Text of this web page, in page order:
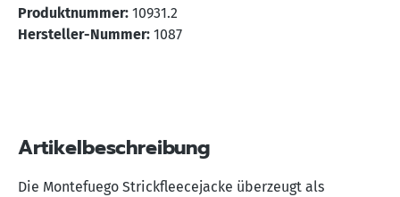
Produktnummer: 10931.2
Hersteller-Nummer: 1087
Artikelbeschreibung
Die Montefuego Strickfleecejacke überzeugt als